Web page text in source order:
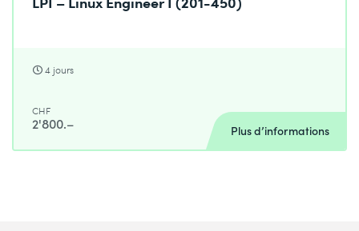
4 jours
CHF
2'800.– Plus d’informations